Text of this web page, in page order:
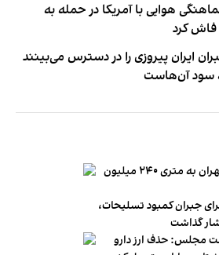
هوایی با آمریکا در حمله به
فاش کرد
ایران پیروزی را در دسترس می‌بینند
سود آن‌هاست
میانگین قیمت مسکن در تهران به متری ۲۴۰ میلیون
جبران کمبود تسلیحات،
گذاشت
مجلس: حذف ارز دارو